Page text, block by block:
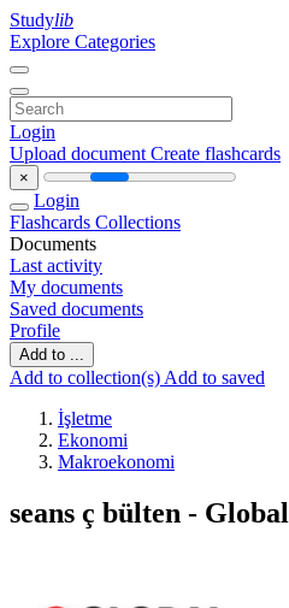
Studylib
Explore Categories
Login
Upload document Create flashcards
×
Login
Flashcards Collections
Documents
Last activity
My documents
Saved documents
Profile
Add to ...
Add to collection(s) Add to saved
İşletme
Ekonomi
Makroekonomi
seans ç bülten -